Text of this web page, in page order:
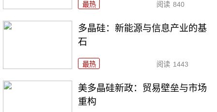
最热 阅读 840
多晶硅：新能源与信息产业的基
石
最热 阅读 1443
美多晶硅新政：贸易壁垒与市场
重构